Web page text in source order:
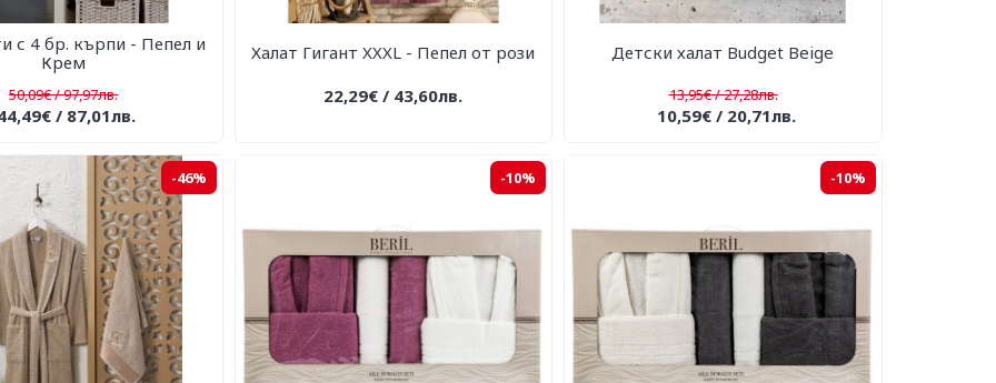
с 4 бр. кърпи - Пепел и
Крем
50,09€ / 97,97лв.
/ 87,01лв.
Халат Гигант XXXL - Пепел от рози
22,29€ / 43,60лв.
Детски халат Budget Beige
13,95€ / 27,28лв.
10,59€ / 20,71лв.
-46% -10% -10%